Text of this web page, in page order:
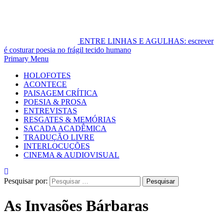
ENTRE LINHAS E AGULHAS: escrever
é costurar poesia no frágil tecido humano
Primary Menu
HOLOFOTES
ACONTECE
PAISAGEM CRÍTICA
POESIA & PROSA
ENTREVISTAS
RESGATES & MEMÓRIAS
SACADA ACADÊMICA
TRADUÇÃO LIVRE
INTERLOCUÇÕES
CINEMA & AUDIOVISUAL
Pesquisar por:
As Invasões Bárbaras